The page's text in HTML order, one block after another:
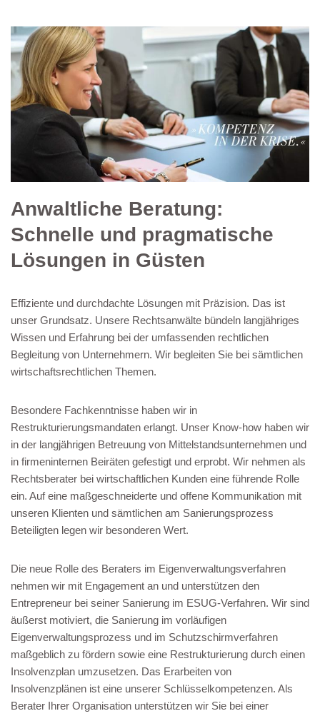
Anwaltliche Beratung:
Schnelle und pragmatische
Lösungen in Güsten
Effiziente und durchdachte Lösungen mit Präzision. Das ist
unser Grundsatz. Unsere Rechtsanwälte bündeln langjähriges
Wissen und Erfahrung bei der umfassenden rechtlichen
Begleitung von Unternehmern. Wir begleiten Sie bei sämtlichen
wirtschaftsrechtlichen Themen.
Besondere Fachkenntnisse haben wir in
Restrukturierungsmandaten erlangt. Unser Know-how haben wir
in der langjährigen Betreuung von Mittelstandsunternehmen und
in firmeninternen Beiräten gefestigt und erprobt. Wir nehmen als
Rechtsberater bei wirtschaftlichen Kunden eine führende Rolle
ein. Auf eine maßgeschneiderte und offene Kommunikation mit
unseren Klienten und sämtlichen am Sanierungsprozess
Beteiligten legen wir besonderen Wert.
Die neue Rolle des Beraters im Eigenverwaltungsverfahren
nehmen wir mit Engagement an und unterstützen den
Entrepreneur bei seiner Sanierung im ESUG-Verfahren. Wir sind
äußerst motiviert, die Sanierung im vorläufigen
Eigenverwaltungsprozess und im Schutzschirmverfahren
maßgeblich zu fördern sowie eine Restrukturierung durch einen
Insolvenzplan umzusetzen. Das Erarbeiten von
Insolvenzplänen ist eine unserer Schlüsselkompetenzen. Als
Berater Ihrer Organisation unterstützen wir Sie bei einer